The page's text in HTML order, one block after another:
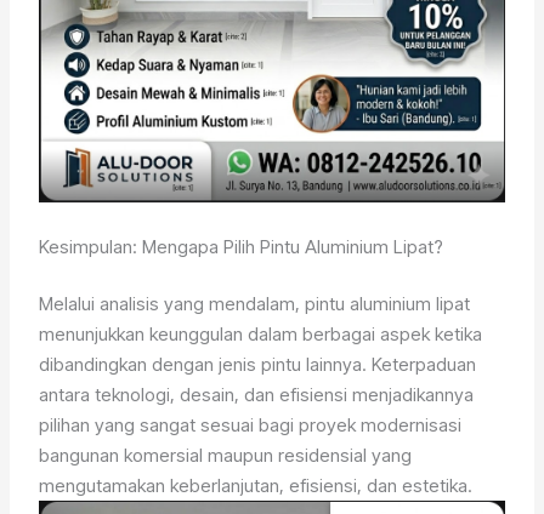
Kesimpulan: Mengapa Pilih Pintu Aluminium Lipat?
Melalui analisis yang mendalam, pintu aluminium lipat
menunjukkan keunggulan dalam berbagai aspek ketika
dibandingkan dengan jenis pintu lainnya. Keterpaduan
antara teknologi, desain, dan efisiensi menjadikannya
pilihan yang sangat sesuai bagi proyek modernisasi
bangunan komersial maupun residensial yang
mengutamakan keberlanjutan, efisiensi, dan estetika.